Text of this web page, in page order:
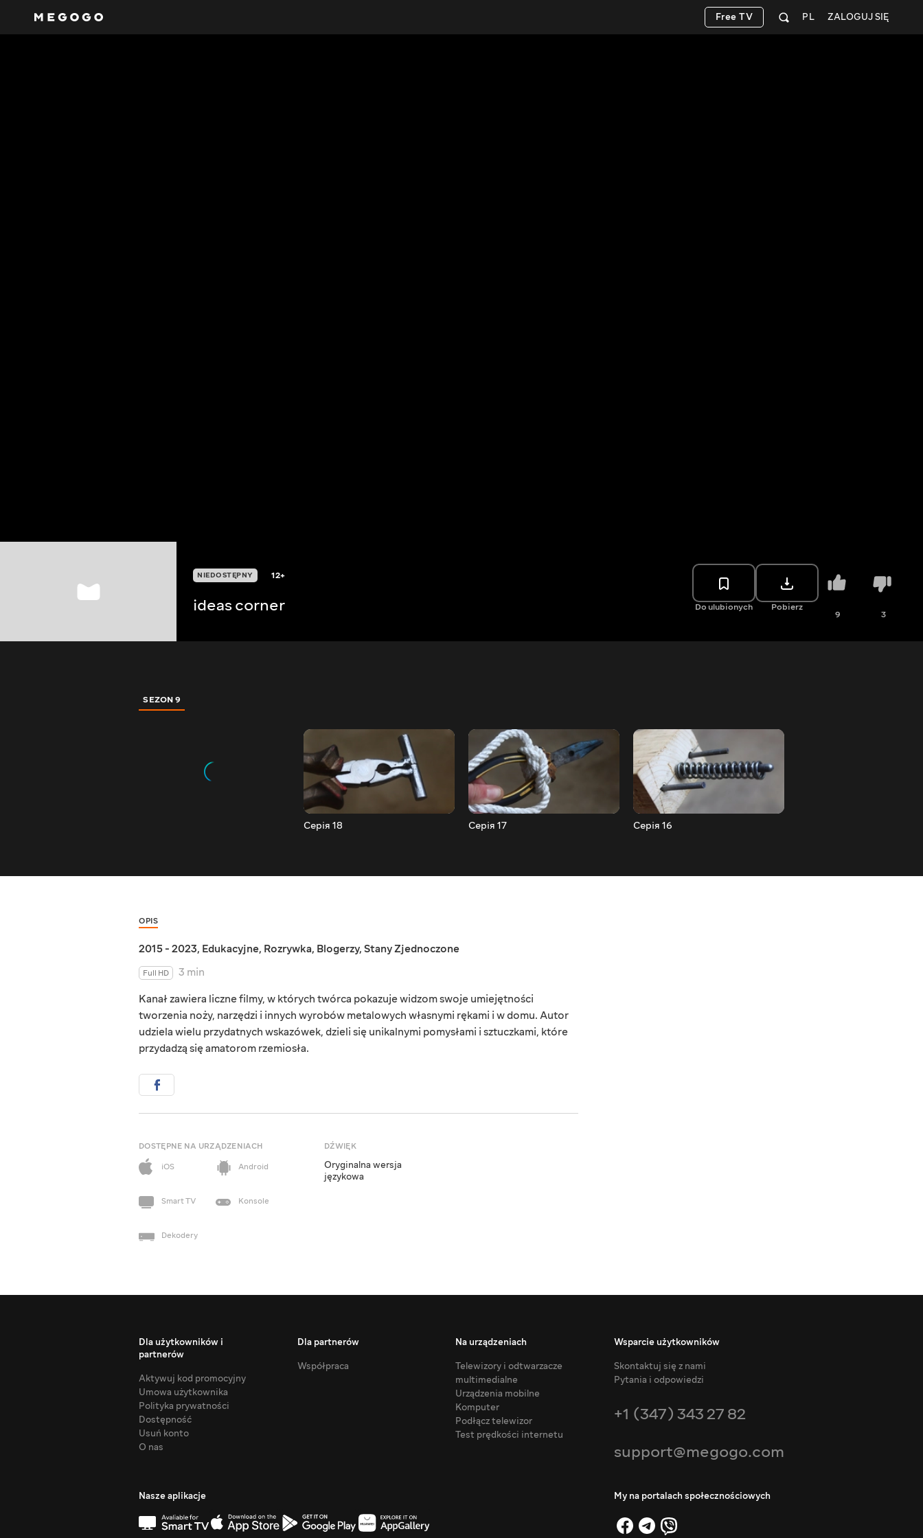
ZALOGUJ SIĘ
PL
Free TV
NIEDOSTĘPNY 12+
ideas corner Do ulubionych Pobierz
9 3
SEZON 9
Серія 18 Серія 17 Серія 16
OPIS
2015 - 2023, Edukacyjne, Rozrywka, Blogerzy, Stany Zjednoczone
Full HD
3 min
Kanał zawiera liczne filmy, w których twórca pokazuje widzom swoje umiejętności
tworzenia noży, narzędzi i innych wyrobów metalowych własnymi rękami i w domu. Autor
udziela wielu przydatnych wskazówek, dzieli się unikalnymi pomysłami i sztuczkami, które
przydadzą się amatorom rzemiosła.
DOSTĘPNE NA URZĄDZENIACH
iOS
Android
Smart TV Konsole
Dekodery
DŹWIĘK
Oryginalna wersja
językowa
Dla użytkowników i
partnerów
Aktywuj kod promocyjny
Umowa użytkownika
Polityka prywatności
Dostępność
Usuń konto
O nas
Dla partnerów
Współpraca
Na urządzeniach
Telewizory i odtwarzacze
multimedialne
Urządzenia mobilne
Komputer
Podłącz telewizor
Test prędkości internetu
Wsparcie użytkowników
Skontaktuj się z nami
Pytania i odpowiedzi
+1 (347) 343 27 82
support@megogo.com
Nasze aplikacje My na portalach społecznościowych